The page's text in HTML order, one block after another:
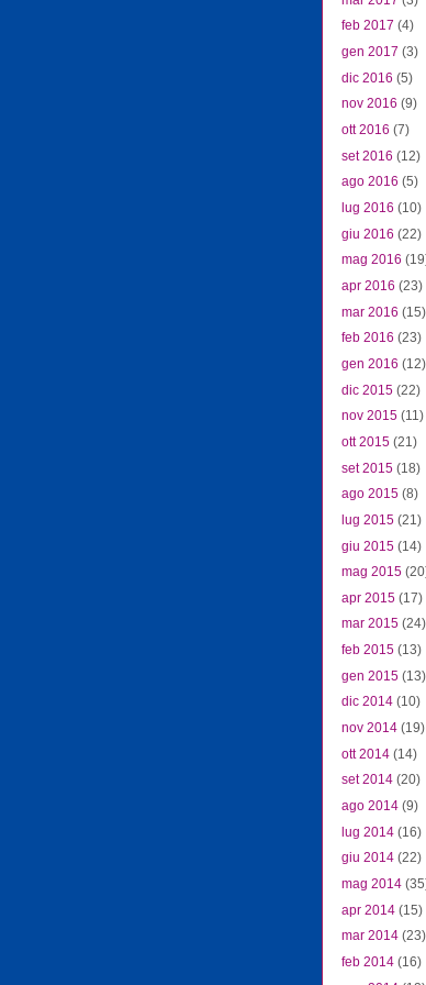
feb 2017 (4)
gen 2017 (3)
dic 2016 (5)
nov 2016 (9)
ott 2016 (7)
set 2016 (12)
ago 2016 (5)
lug 2016 (10)
giu 2016 (22)
mag 2016
apr 2016 (23)
mar 2016 (15)
feb 2016 (23)
gen 2016 (12)
dic 2015 (22)
nov 2015 (11)
ott 2015 (21)
set 2015 (18)
ago 2015 (8)
lug 2015 (21)
giu 2015 (14)
mag 2015
apr 2015 (17)
mar 2015 (24)
feb 2015 (13)
gen 2015 (13)
dic 2014 (10)
nov 2014 (19)
ott 2014 (14)
set 2014 (20)
ago 2014 (9)
lug 2014 (16)
giu 2014 (22)
mag 2014
apr 2014 (15)
mar 2014 (23)
feb 2014 (16)